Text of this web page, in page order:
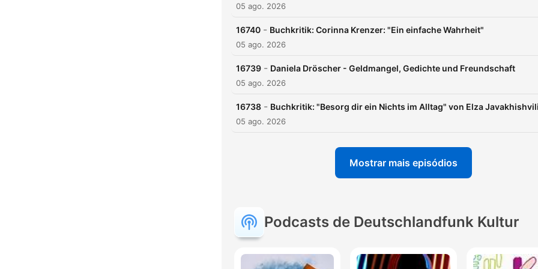
05 ago. 2026
16740 - Buchkritik: Corinna Krenzer: "Ein einfache Wahrheit"
05 ago. 2026
16739 - Daniela Dröscher - Geldmangel, Gedichte und Freundschaft
05 ago. 2026
16738 - Buchkritik: "Besorg dir ein Nichts im Alltag" von Elza
05 ago. 2026
Mostrar mais episódios
Podcasts de Deutschlandfunk Kultur